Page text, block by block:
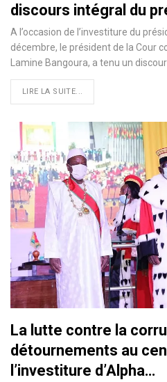
discours intégral du
A l’occasion de l’investiture du
décembre, le président de la Cour
Lamine Bangoura, a tenu un
LIRE LA SUITE...
La lutte contre la
détournements au
l’investiture d’Alpha…